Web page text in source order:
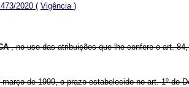
2020 ( Vigência )
, no uso das atribuições que lhe confere o art.
de 1999, o prazo estabelecido no art. 1º do